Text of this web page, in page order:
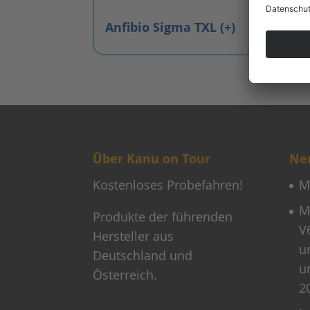
Anfibio Sigma TXL (+)
Über Kanu on Tour
Kostenloses Probefahren!
Produkte der führenden
Hersteller aus
Deutschland und
Österreich.